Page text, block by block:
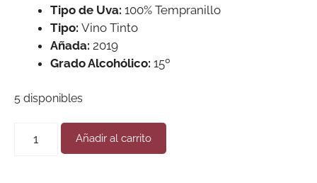
Tipo de Uva: 100% Tempranillo
Tipo: Vino Tinto
Añada: 2019
Grado Alcohólico: 15º
5 disponibles
Añadir al carrito